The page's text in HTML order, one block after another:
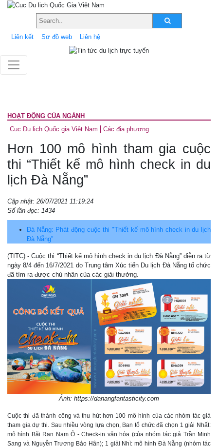
Liên kết Sơ đồ web Liên hệ
HOẠT ĐỘNG CỦA NGÀNH
Cục Du lịch Quốc gia Việt Nam
Các địa phương
Hơn 100 mô hình tham gia cuộc
thi “Thiết kế mô hình check in du
lịch Đà Nẵng”
Cập nhật: 26/07/2021 11:19:24
Số lần đọc: 1434
Đà Nẵng: Phát động cuộc thi "Thiết kế mô hình check in du lịch
Đà Nẵng"
(TITC) - Cuộc thi “Thiết kế mô hình check in du lịch Đà Nẵng” diễn ra từ
ngày 8/4 đến 16/7/2021 do Trung tâm Xúc tiến Du lịch Đà Nẵng tổ chức
đã tìm ra được chủ nhân của các giải thưởng.
Ảnh: https://danangfantasticity.com
Cuộc thi đã thành công và thu hút hơn 100 mô hình của các nhóm tác giả
tham gia dự thi. Sau nhiều vòng lựa chọn, Ban tổ chức đã chọn 1 giải Nhất:
mô hình Bãi Rạn Nam Ô - Check-in văn hóa (của nhóm tác giả Trần Minh
Sang và Nguyễn Trương Bảo Hân); 1 giải Nhì: mô hình Đà Nẵng (nhóm tác